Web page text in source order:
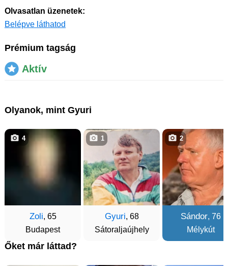
Olvasatlan üzenetek:
Belépve láthatod
Prémium tagság
Aktív
Olyanok, mint Gyuri
Zoli, 65
Budapest
4
Gyuri, 68
Sátoraljaújhely
1
Sándor, 76
Mélykút
2
Őket már láttad?